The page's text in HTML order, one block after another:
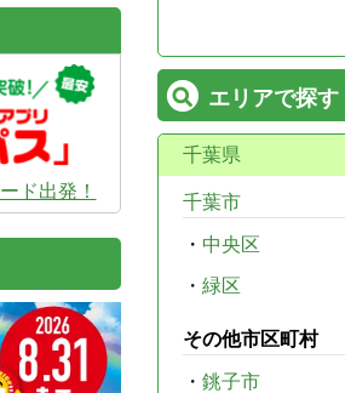
エリアで探す
千葉県
千葉市
・ 中央区
・ 緑区
その他市区町村
・ 銚子市
ド出発！